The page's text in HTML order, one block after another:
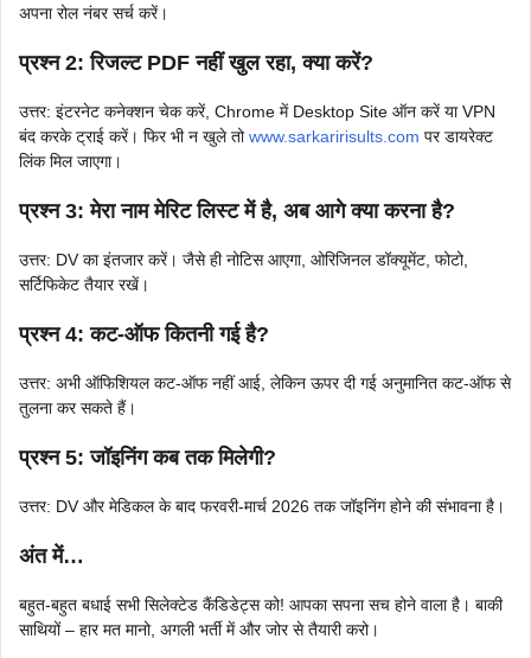
अपना रोल नंबर सर्च करें।
प्रश्न 2: रिजल्ट PDF नहीं खुल रहा, क्या करें?
उत्तर: इंटरनेट कनेक्शन चेक करें, Chrome में Desktop Site ऑन करें या VPN
बंद करके ट्राई करें। फिर भी न खुले तोwww.sarkaririsults.com पर डायरेक्ट
लिंक मिल जाएगा।
प्रश्न 3: मेरा नाम मेरिट लिस्ट में है, अब आगे क्या करना है?
उत्तर: DV का इंतजार करें। जैसे ही नोटिस आएगा, ओरिजिनल डॉक्यूमेंट, फोटो,
सर्टिफिकेट तैयार रखें।
प्रश्न 4: कट-ऑफ कितनी गई है?
उत्तर: अभी ऑफिशियल कट-ऑफ नहीं आई, लेकिन ऊपर दी गई अनुमानित कट-ऑफ से
तुलना कर सकते हैं।
प्रश्न 5: जॉइनिंग कब तक मिलेगी?
उत्तर: DV और मेडिकल के बाद फरवरी-मार्च 2026 तक जॉइनिंग होने की संभावना है।
अंत में…
बहुत-बहुत बधाई सभी सिलेक्टेड कैंडिडेट्स को! आपका सपना सच होने वाला है। बाकी
साथियों – हार मत मानो, अगली भर्ती में और जोर से तैयारी करो।